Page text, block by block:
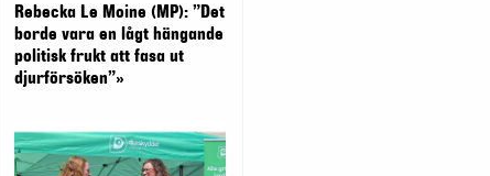
Rebecka Le Moine (MP): ”Det
borde vara en lågt hängande
politisk frukt att fasa ut
djurförsöken”»